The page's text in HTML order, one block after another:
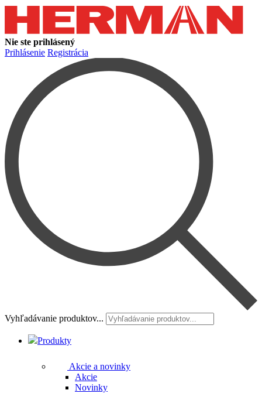
Nie ste prihlásený
Prihlásenie Registrácia
Vyhľadávanie produktov...
Produkty
Akcie a novinky
Akcie
Novinky